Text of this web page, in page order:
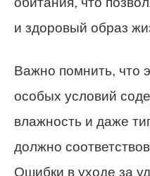
и здоровый образ
Важно помнить, что
особых условий
влажность и даже
должно
Ошибки в уходе за